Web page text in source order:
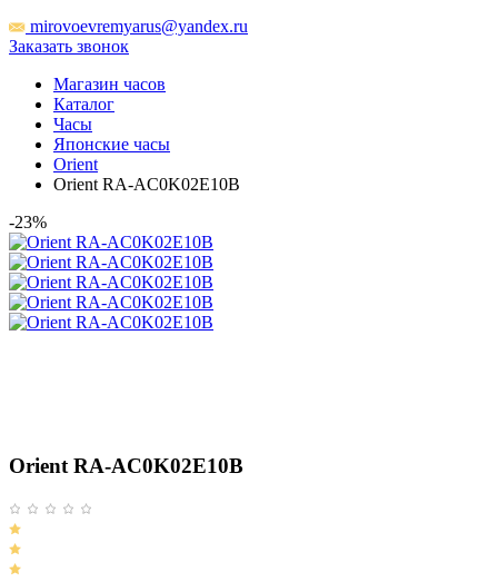
mirovoevremyarus@yandex.ru
Заказать звонок
Магазин часов
Каталог
Часы
Японские часы
Orient
Orient RA-AC0K02E10B
-23%
Orient RA-AC0K02E10B